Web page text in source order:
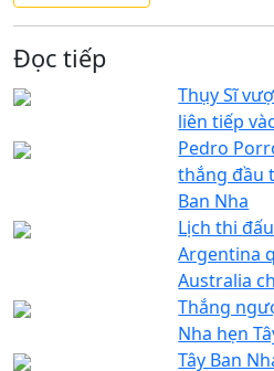
Đọc tiếp
Thụy Sĩ
liên tiếp
Pedro
thắng đầu
Ban Nha
Lịch thi
Argentina
Australia
Thắng
Nha hẹn
Tây Ban